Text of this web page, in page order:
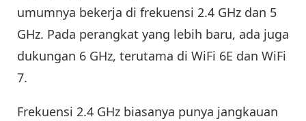
umumnya bekerja di frekuensi 2.4 GHz dan 5
GHz. Pada perangkat yang lebih baru, ada juga
dukungan 6 GHz, terutama di WiFi 6E dan WiFi
7.
Frekuensi 2.4 GHz biasanya punya jangkauan